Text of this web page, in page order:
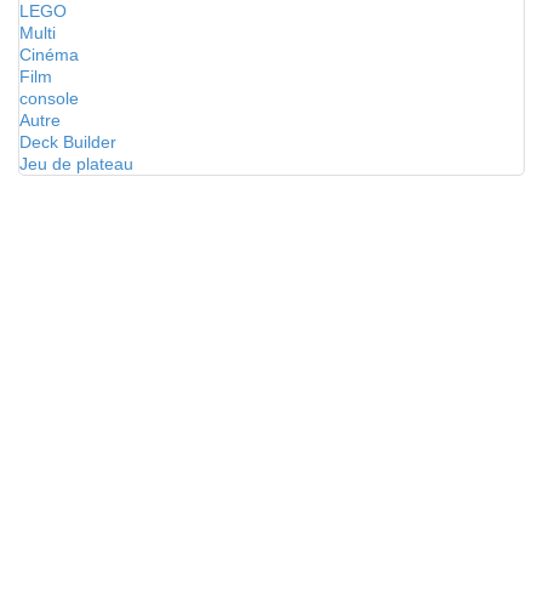
LEGO
Multi
Cinéma
Film
console
Autre
Deck Builder
Jeu de plateau